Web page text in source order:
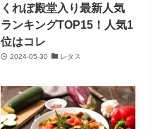
くれぽ殿堂入り最新人気
ランキングTOP15！人気1
位はコレ
2024-05-30 レタス